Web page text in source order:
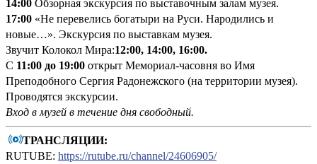
14:00 Обзорная экскурсия по выставочным залам музея.
17:00 «Не перевелись богатыри на Руси. Народились и
новые…». Экскурсия по выставкам музея.
Звучит Колокол Мира:12:00, 14:00, 16:00.
С 11:00 до 19:00 открыт Мемориал-часовня во Имя
Преподобного Сергия Радонежского (на территории музея).
Проводятся экскурсии.
Вход в музей в течение дня свободный.
ТРАНСЛЯЦИИ:
RUTUBE: https://rutube.ru/channel/24606905/